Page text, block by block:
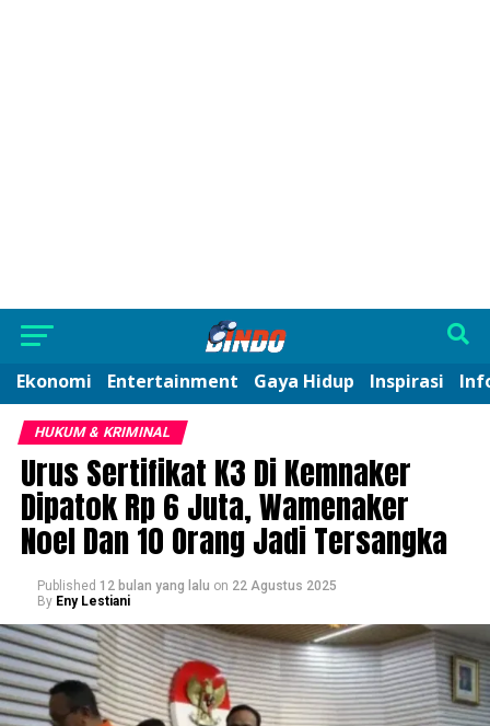
Ekonomi Entertainment Gaya Hidup Inspirasi
HUKUM & KRIMINAL
Urus Sertifikat K3 Di Kemnaker
Dipatok Rp 6 Juta, Wamenaker
Noel Dan 10 Orang Jadi Tersangka
Published 12 bulan yang lalu on 22 Agustus 2025
By Eny Lestiani